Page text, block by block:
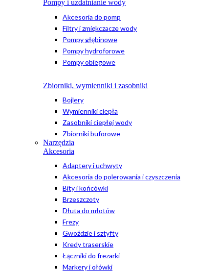
Pompy i uzdatnianie wody
Akcesoria do pomp
Filtry i zmiękczacze wody
Pompy głębinowe
Pompy hydroforowe
Pompy obiegowe
Zbiorniki, wymienniki i zasobniki
Bojlery
Wymienniki ciepła
Zasobniki ciepłej wody
Zbiorniki buforowe
Narzędzia
Akcesoria
Adaptery i uchwyty
Akcesoria do polerowania i czyszczenia
Bity i końcówki
Brzeszczoty
Dłuta do młotów
Frezy
Gwoździe i sztyfty
Kredy traserskie
Łączniki do frezarki
Markery i ołówki